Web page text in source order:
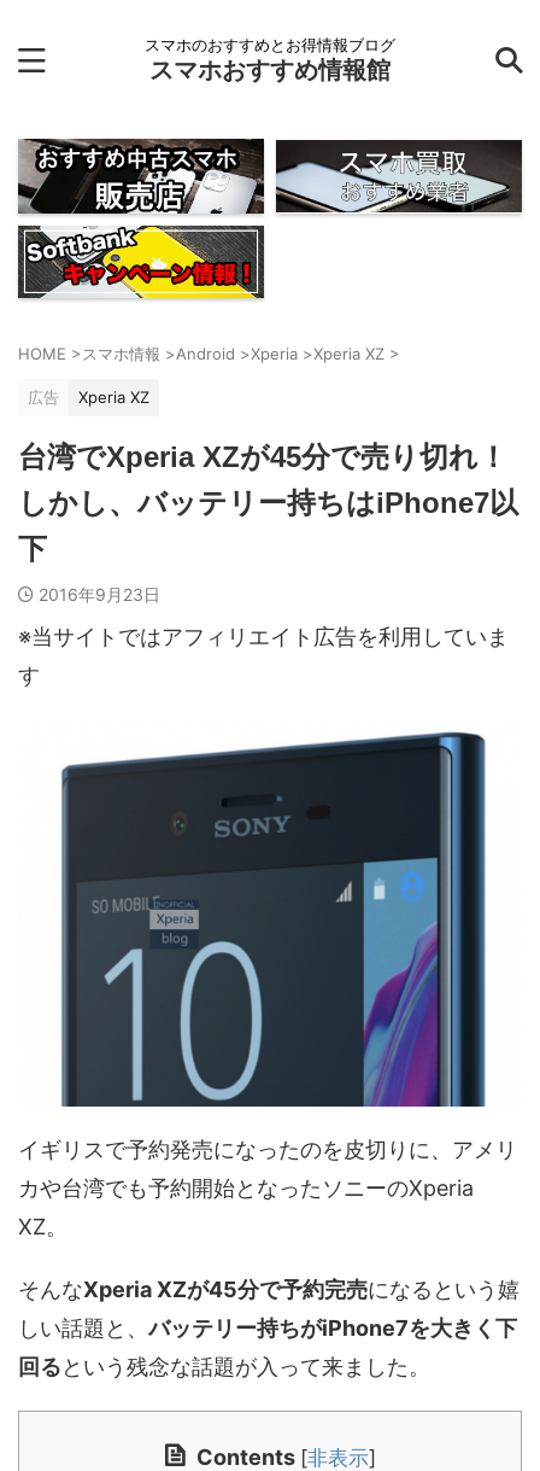
スマホのおすすめとお得情報ブログ
スマホおすすめ情報館
HOME >スマホ情報 >Android >Xperia >Xperia XZ >
広告 Xperia XZ
台湾でXperia XZが45分で売り切れ！
しかし、バッテリー持ちはiPhone7以
下
2016年9月23日
※当サイトではアフィリエイト広告を利用していま
す
イギリスで予約発売になったのを皮切りに、アメリ
カや台湾でも予約開始となったソニーのXperia
XZ。
そんなXperia XZが45分で予約完売になるという嬉
しい話題と、バッテリー持ちがiPhone7を大きく下
回るという残念な話題が入って来ました。
Contents [非表示]